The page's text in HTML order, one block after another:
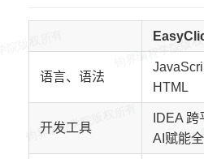
语言、语法
HTML
开发工具
IDEA
AI赋能